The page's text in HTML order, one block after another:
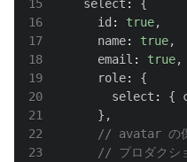
15
    select
:
{
16
      id
: true,
17
      name
: true,
18
      email
: true,
19
      role
:
{
20
        select
: {
21
} ,
22
// avatar の保
23
// プロダクシ